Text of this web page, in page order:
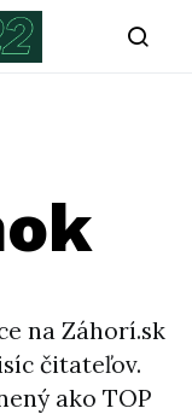
na Záhorí.sk
čitateľov.
ako TOP